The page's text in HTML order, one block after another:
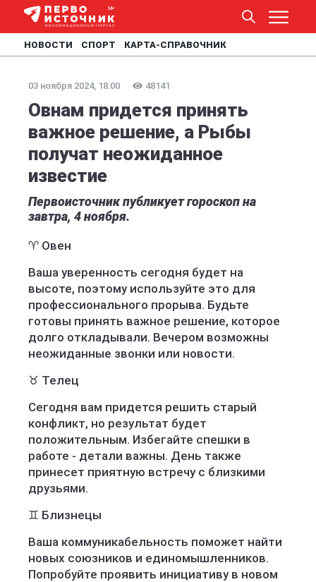
НОВОСТИ СПОРТ КАРТА-СПРАВОЧНИК
03 ноября 2024, 18:00 48141
Овнам придется принять
важное решение, а Рыбы
получат неожиданное
известие
Первоисточник публикует гороскоп на
завтра, 4 ноября.
♈️ Овен
Ваша уверенность сегодня будет на
высоте, поэтому используйте это для
профессионального прорыва. Будьте
готовы принять важное решение, которое
долго откладывали. Вечером возможны
неожиданные звонки или новости.
♉️ Телец
Сегодня вам придется решить старый
конфликт, но результат будет
положительным. Избегайте спешки в
работе - детали важны. День также
принесет приятную встречу с близкими
друзьями.
♊️ Близнецы
Ваша коммуникабельность поможет найти
новых союзников и единомышленников.
Попробуйте проявить инициативу в новом